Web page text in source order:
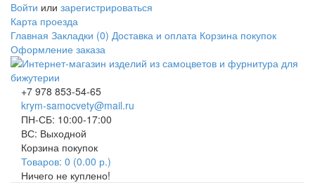
Войти или зарегистрироваться
Карта проезда
Главная Закладки (0) Доставка и оплата Корзина покупок
Оформление заказа
+7 978 853-54-65
krym-samocvety@mail.ru
ПН-СБ: 10:00-17:00
ВС: Выходной
Корзина покупок
Товаров: 0 (0.00 р.)
Ничего не куплено!